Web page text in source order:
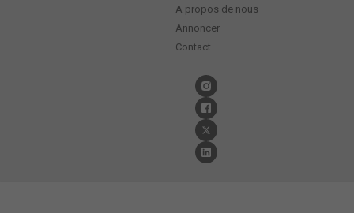
A propos de nous
Annoncer
Contact